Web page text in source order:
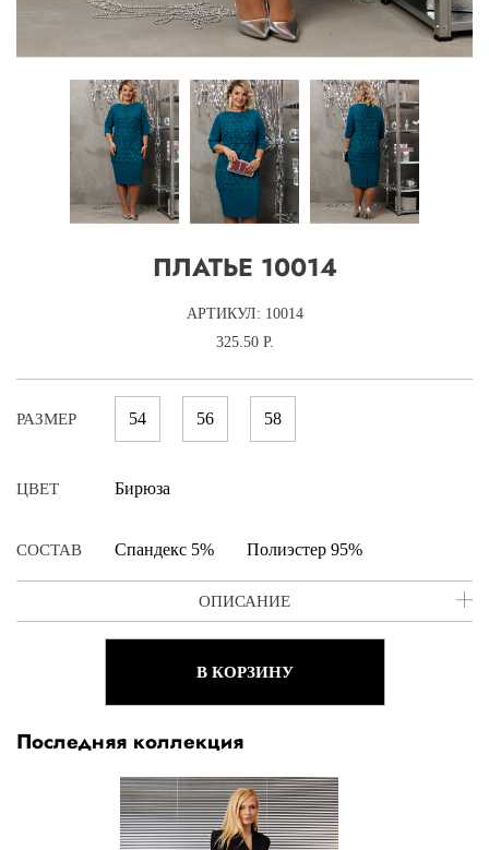
ПЛАТЬЕ 10014
АРТИКУЛ: 10014
325.50 Р.
РАЗМЕР 54 56 58
ЦВЕТ Бирюза
СОСТАВ Cпандекс 5% Полиэстер 95%
ОПИСАНИЕ
В КОРЗИНУ
Последняя коллекция